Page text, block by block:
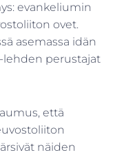
evankeliumin
ovet.
asemassa idän
lehden perustajat
että
näiden